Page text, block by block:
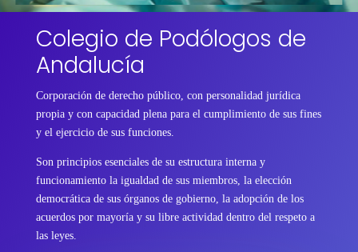
Colegio de Podólogos de
Andalucía
Corporación de derecho público, con personalidad jurídica
propia y con capacidad plena para el cumplimiento de sus fines
y el ejercicio de sus funciones.
Son principios esenciales de su estructura interna y
funcionamiento la igualdad de sus miembros, la elección
democrática de sus órganos de gobierno, la adopción de los
acuerdos por mayoría y su libre actividad dentro del respeto a
las leyes.